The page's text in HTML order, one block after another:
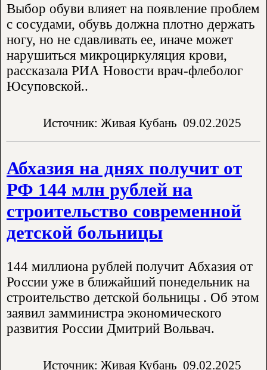
Выбор обуви влияет на появление проблем
с сосудами, обувь должна плотно держать
ногу, но не сдавливать ее, иначе может
нарушиться микроциркуляция крови,
рассказала РИА Новости врач-флеболог
Юсуповской..
Источник: Живая Кубань 09.02.2025
Абхазия на днях получит от
РФ 144 млн рублей на
строительство современной
детской больницы
144 миллиона рублей получит Абхазия от
России уже в ближайший понедельник на
строительство детской больницы . Об этом
заявил замминистра экономического
развития России Дмитрий Вольвач.
Источник: Живая Кубань 09.02.2025